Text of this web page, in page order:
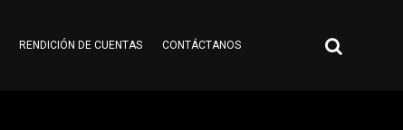
RENDICIÓN DE CUENTAS CONTÁCTANOS